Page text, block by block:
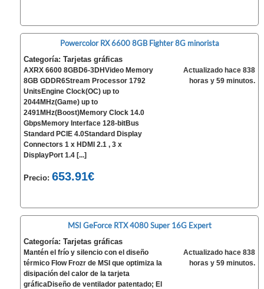
Powercolor RX 6600 8GB Fighter 8G minorista
Categoría: Tarjetas gráficas
AXRX 6600 8GBD6-3DHVideo Memory
8GB GDDR6Stream Processor 1792
UnitsEngine Clock(OC) up to
2044MHz(Game) up to
2491MHz(Boost)Memory Clock 14.0
GbpsMemory Interface 128-bitBus
Standard PCIE 4.0Standard Display
Connectors 1 x HDMI 2.1 , 3 x
DisplayPort 1.4 [...]
Precio:653.91€
Actualizado hace 838
horas y 59 minutos.
MSI GeForce RTX 4080 Super 16G Expert
Categoría: Tarjetas gráficas
Mantén el frío y silencio con el diseño
térmico Flow Frozr de MSI que optimiza la
disipación del calor de la tarjeta
gráficaDiseño de ventilador patentado; El
Actualizado hace 838
horas y 59 minutos.